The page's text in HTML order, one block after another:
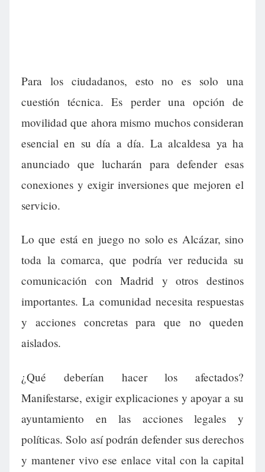
Para los ciudadanos, esto no es solo una
cuestión técnica. Es perder una opción de
movilidad que ahora mismo muchos consideran
esencial en su día a día. La alcaldesa ya ha
anunciado que lucharán para defender esas
conexiones y exigir inversiones que mejoren el
servicio.
Lo que está en juego no solo es Alcázar, sino
toda la comarca, que podría ver reducida su
comunicación con Madrid y otros destinos
importantes. La comunidad necesita respuestas
y acciones concretas para que no queden
aislados.
¿Qué deberían hacer los afectados?
Manifestarse, exigir explicaciones y apoyar a su
ayuntamiento en las acciones legales y
políticas. Solo así podrán defender sus derechos
y mantener vivo ese enlace vital con la capital